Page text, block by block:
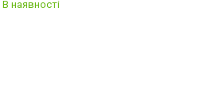
В наявності